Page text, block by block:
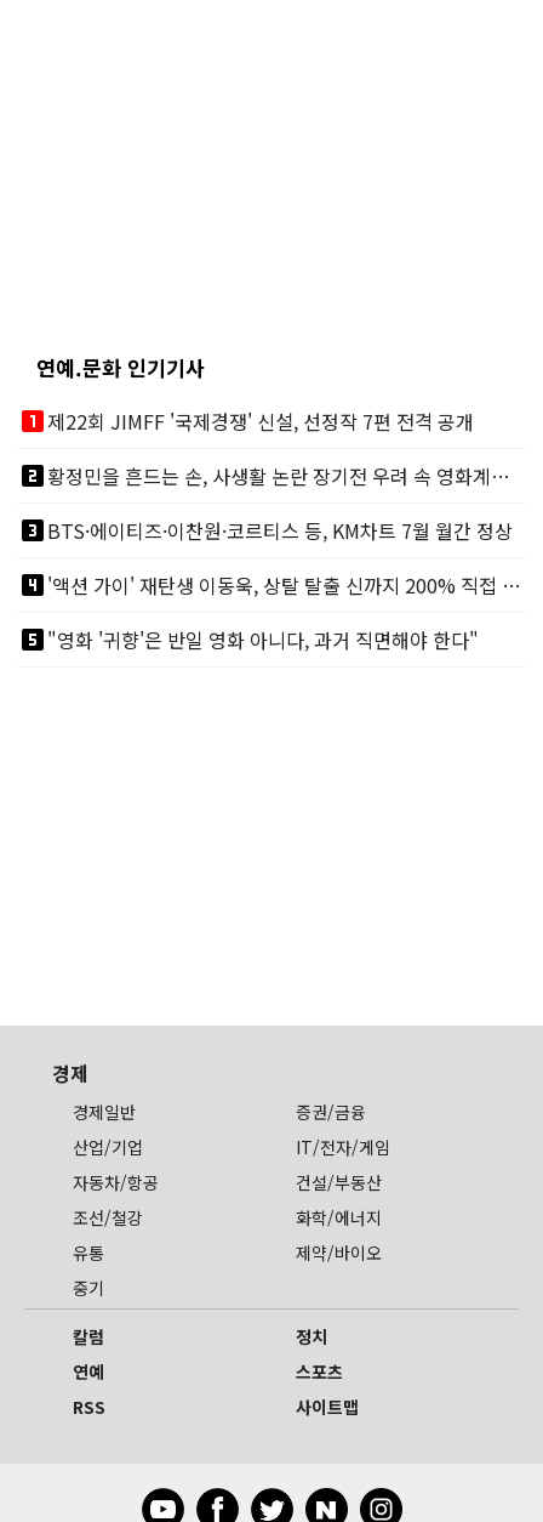
연예.문화 인기기사
looks_one제22회 JIMFF '국제경쟁' 신설, 선정작 7편 전격 공개
looks_two
황정민을 흔드는 손, 사생활 논란 장기전 우려 속 영화계도 리스크
looks_3BTS·에이티즈·이찬원·코르티스 등, KM차트 7월 월간 정상
looks_4
'액션 가이' 재탄생 이동욱, 상탈 탈출 신까지 200% 직접 소화
looks_5"영화 '귀향'은 반일 영화 아니다, 과거 직면해야 한다"
경제
경제일반
증권/금융
산업/기업
IT/전자/게임
자동차/항공
건설/부동산
조선/철강
화학/에너지
유통
제약/바이오
중기
칼럼
정치
연예
스포츠
RSS
사이트맵